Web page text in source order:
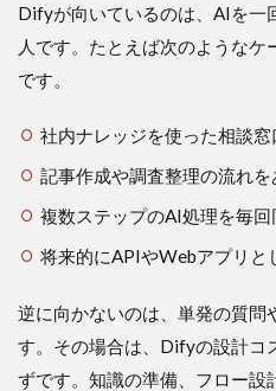
Difyが向いているのは、AIを一
人です。たとえば次のような
です。
社内ナレッジを使った相談
記事作成や調査整理の流れ
複数ステップのAI処理を毎
将来的にAPIやWebアプリと
逆に向かないのは、単発の質問
す。その場合は、Difyの設計コ
ずです。知識の準備、フロー設